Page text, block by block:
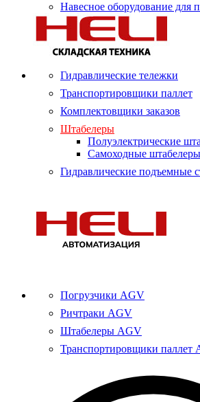
Навесное оборудование для
Гидравлические тележки
Транспортировщики паллет
Комплектовщики заказов
Штабелеры
Полуэлектрические
Самоходные
Гидравлические подъемные
Погрузчики AGV
Ричтраки AGV
Штабелеры AGV
Транспортировщики паллет